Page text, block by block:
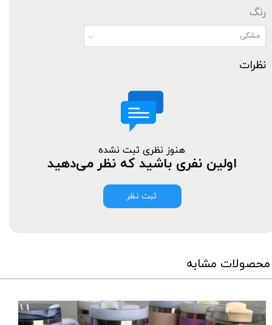
رنگ
مشکی
نظرات
هنوز نظری ثبت نشده
اولین نفری باشید که نظر می‌دهید
ثبت نظر
محصولات مشابه